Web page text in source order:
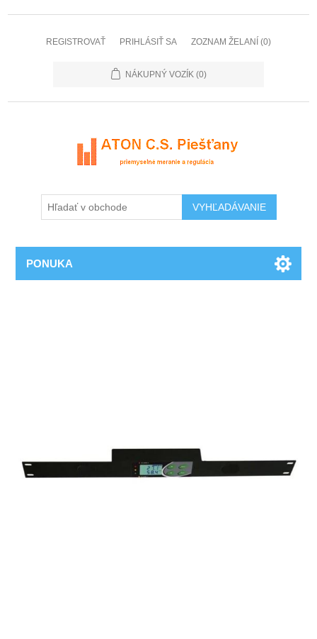
REGISTROVAŤ PRIHLÁSIŤ SA ZOZNAM ŽELANÍ (0)
NÁKUPNÝ VOZÍK (0)
PONUKA